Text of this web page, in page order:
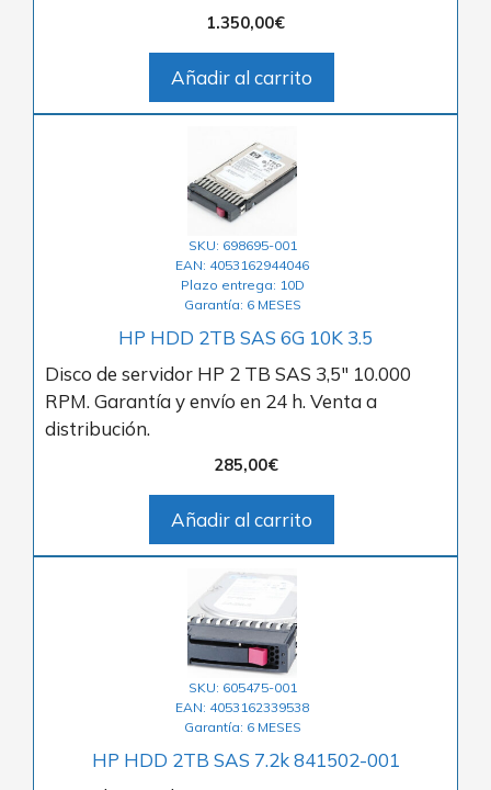
1.350,00€
Añadir al carrito
SKU: 698695-001
EAN: 4053162944046
Plazo entrega: 10D
Garantía: 6 MESES
HP HDD 2TB SAS 6G 10K 3.5
Disco de servidor HP 2 TB SAS 3,5″ 10.000
RPM. Garantía y envío en 24 h. Venta a
distribución.
285,00€
Añadir al carrito
SKU: 605475-001
EAN: 4053162339538
Garantía: 6 MESES
HP HDD 2TB SAS 7.2k 841502-001